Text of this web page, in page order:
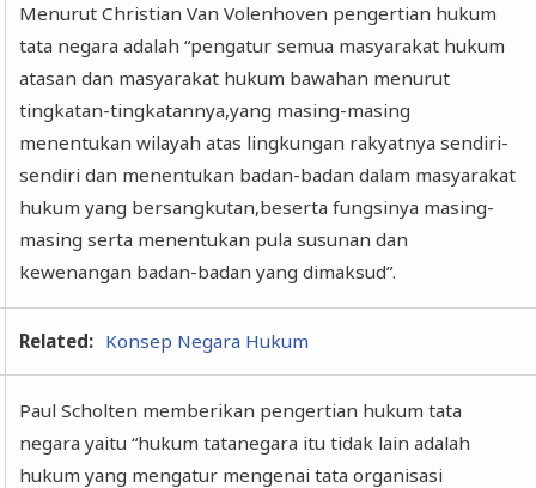
Menurut Christian Van Volenhoven pengertian hukum
tata negara adalah “pengatur semua masyarakat hukum
atasan dan masyarakat hukum bawahan menurut
tingkatan-tingkatannya,yang masing-masing
menentukan wilayah atas lingkungan rakyatnya sendiri-
sendiri dan menentukan badan-badan dalam masyarakat
hukum yang bersangkutan,beserta fungsinya masing-
masing serta menentukan pula susunan dan
kewenangan badan-badan yang dimaksud”.
Related: Konsep Negara Hukum
Paul Scholten memberikan pengertian hukum tata
negara yaitu “hukum tatanegara itu tidak lain adalah
hukum yang mengatur mengenai tata organisasi